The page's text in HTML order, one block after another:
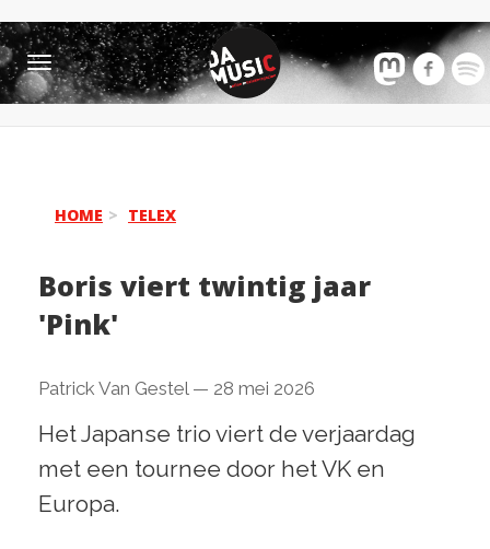
Toggle
navigation
HOME TELEX
Boris viert twintig jaar
'Pink'
Patrick Van Gestel— 28 mei 2026
Het Japanse trio viert de verjaardag
met een tournee door het VK en
Europa.